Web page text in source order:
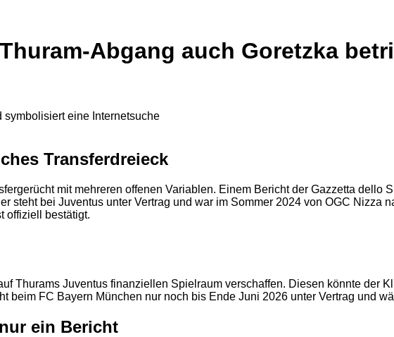
Abgang auch Goretzka
Transferdreieck
mit mehreren offenen Variablen. Einem Bericht der Gazzetta dello
steht bei Juventus unter Vertrag und war im Sommer 2024 von OGC Nizza
offiziell bestätigt.
Thurams Juventus finanziellen Spielraum verschaffen. Diesen könnte der
beim FC Bayern München nur noch bis Ende Juni 2026 unter Vertrag und
ein Bericht